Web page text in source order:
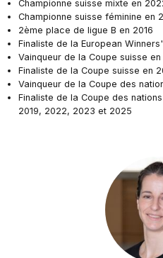
Championne suisse mixte en
Championne suisse féminine en
2ème place de ligue B en 2016
Finaliste de la European
Vainqueur de la Coupe suisse
Finaliste de la Coupe suisse en
Vainqueur de la Coupe des
Finaliste de la Coupe des
2019, 2022, 2023 et 2025